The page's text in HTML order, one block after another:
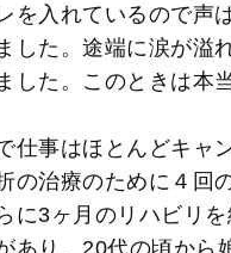
を入れているので声
した。途端に涙が溢
した。このときは本
仕事はほとんどキャ
の治療のために４回
に3ヶ月のリハビリ
あり、20代の頃から